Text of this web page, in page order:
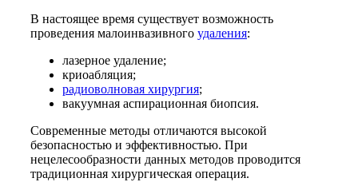
В настоящее время существует возможность
проведения малоинвазивного удаления:
лазерное удаление;
криоабляция;
радиоволновая хирургия;
вакуумная аспирационная биопсия.
Современные методы отличаются высокой
безопасностью и эффективностью. При
нецелесообразности данных методов проводится
традиционная хирургическая операция.